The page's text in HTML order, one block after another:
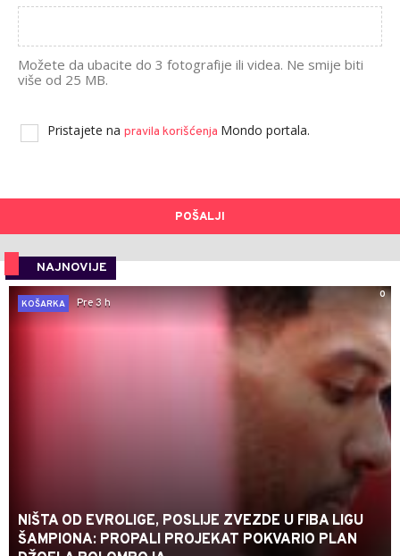
Možete da ubacite do 3 fotografije ili videa. Ne smije biti
više od 25 MB.
Pristajete na pravila korišćenja Mondo portala.
POŠALJI
NAJNOVIJE
0
KOŠARKA
Pre 3 h
NIŠTA OD EVROLIGE, POSLIJE ZVEZDE U FIBA LIGU
ŠAMPIONA: PROPALI PROJEKAT POKVARIO PLAN